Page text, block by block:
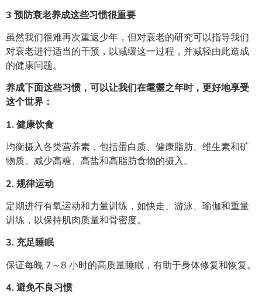
3 预防衰老养成这些习惯很重要
虽然我们很难再次重返少年，但对衰老的研究可以指导我们
对衰老进行适当的干预，以减缓这一过程，并减轻由此造成
的健康问题。
养成下面这些习惯，可以让我们在耄耋之年时，更好地享受
这个世界：
1. 健康饮食
均衡摄入各类营养素，包括蛋白质、健康脂肪、维生素和矿
物质。减少高糖、高盐和高脂肪食物的摄入。
2. 规律运动
定期进行有氧运动和力量训练，如快走、游泳、瑜伽和重量
训练，以保持肌肉质量和骨密度。
3. 充足睡眠
保证每晚 7～8 小时的高质量睡眠，有助于身体修复和恢复。
4. 避免不良习惯